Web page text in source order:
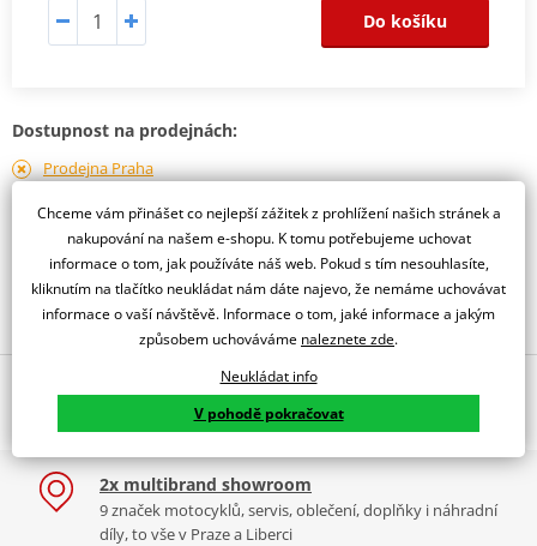
Do košíku
Dostupnost na prodejnách:
Prodejna Praha
Prodejna Liberec
dostupné 17.08.
Obraťte se na specialistu
Jsme autorizovaný
GSF 650 BANDIT (Non ABS) 2007-09 'RACE'
2x multibrand showroom
9 značek motocyklů, servis, oblečení, doplňky i náhradní
díly, to vše v Praze a Liberci
Chceme vám přinášet co nejlepší zážitek z prohlížení našich stránek a
nakupování na našem e-shopu. K tomu potřebujeme uchovat
informace o tom, jak používáte náš web. Pokud s tím nesouhlasíte,
kliknutím na tlačítko neukládat nám dáte najevo, že nemáme uchovávat
informace o vaší návštěvě. Informace o tom, jaké informace a jakým
způsobem uchováváme naleznete zde.
Neukládat info
V pohodě pokračovat